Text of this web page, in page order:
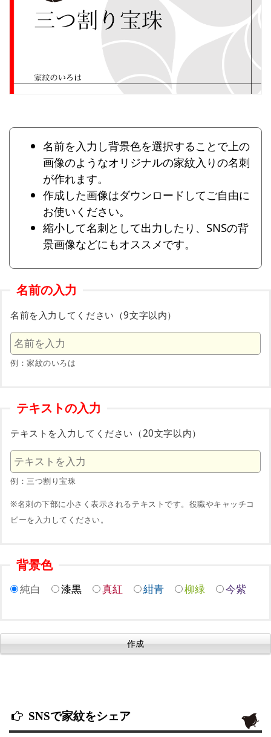
名前を入力し背景色を選択することで上の
画像のようなオリジナルの家紋入りの名刺
が作れます。
作成した画像はダウンロードしてご自由に
お使いください。
縮小して名刺として出力したり、SNSの背
景画像などにもオススメです。
名前の入力
名前を入力してください（9文字以内）
例：家紋のいろは
テキストの入力
テキストを入力してください（20文字以内）
例：三つ割り宝珠
※名刺の下部に小さく表示されるテキストです。役職やキャッチコ
ピーを入力してください。
背景色
純白 漆黒 真紅 紺青 柳緑 今紫
SNSで家紋をシェア